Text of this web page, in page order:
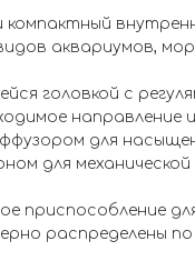
компактный
аквариумов,
головкой с
направление
для
для механической
приспособление
распределены